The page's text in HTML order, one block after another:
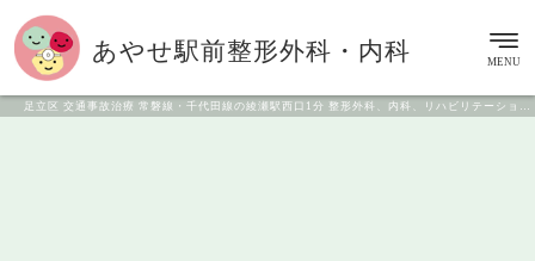
足立区 交通事故治療 常磐線・千代田線の綾瀬駅西口1分 整形外科、内科、リハビリテーション科
あやせ駅前整形外科・内科 MENU